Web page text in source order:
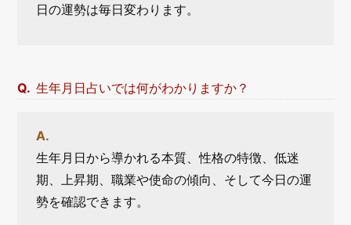
日の運勢は毎日変わります。
生年月日占いでは何がわかりますか？
生年月日から導かれる本質、性格の特徴、低迷
期、上昇期、職業や使命の傾向、そして今日の運
勢を確認できます。